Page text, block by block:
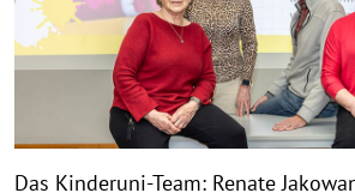
Das Kinderuni-Team: Renate